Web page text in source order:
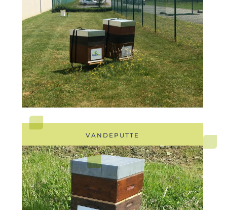
VANDEPUTTE